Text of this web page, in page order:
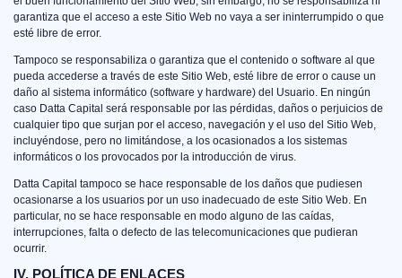
garantiza que el acceso a este Sitio Web no vaya a ser ininterrumpido o que
esté libre de error.
Tampoco se responsabiliza o garantiza que el contenido o software al que
pueda accederse a través de este Sitio Web, esté libre de error o cause un
daño al sistema informático (software y hardware) del Usuario. En ningún
caso Datta Capital será responsable por las pérdidas, daños o perjuicios de
cualquier tipo que surjan por el acceso, navegación y el uso del Sitio Web,
incluyéndose, pero no limitándose, a los ocasionados a los sistemas
informáticos o los provocados por la introducción de virus.
Datta Capital tampoco se hace responsable de los daños que pudiesen
ocasionarse a los usuarios por un uso inadecuado de este Sitio Web. En
particular, no se hace responsable en modo alguno de las caídas,
interrupciones, falta o defecto de las telecomunicaciones que pudieran
ocurrir.
IV. POLÍTICA DE ENLACES